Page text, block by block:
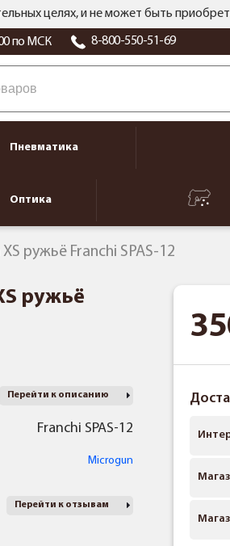
целях, и не может быть
по МСК 8-800-550-51-69
Пневматика
Оптика
ружьё Franchi SPAS-12
ружьё
Перейти к описанию
Franchi SPAS-12
Microgun
Перейти к отзывам